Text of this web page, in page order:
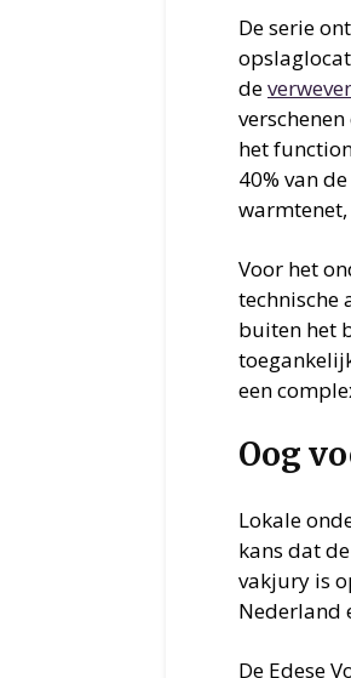
De serie
de
het
40% van
Voor het
technische
buiten het
een
Oog
Lokale
kans dat
vakjury is
Nederland
De Edese